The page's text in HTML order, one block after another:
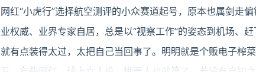
网红“小虎行”选择航空测评的小众赛道起号，原本也属剑走
业权威、业界专家自居，总是以“视察工作”的姿态到机场、
就有点装得太过，太把自己当回事了。明明就是个贩电子榨